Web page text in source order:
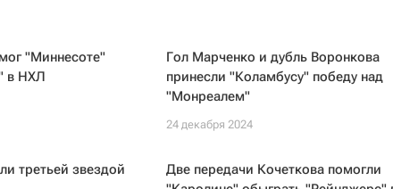
"Миннесоте"
в НХЛ
Гол Марченко и дубль Воронкова
принесли "Коламбусу" победу над
"Монреалем"
24 декабря 2024
третьей звездой
Две передачи Кочеткова помогли